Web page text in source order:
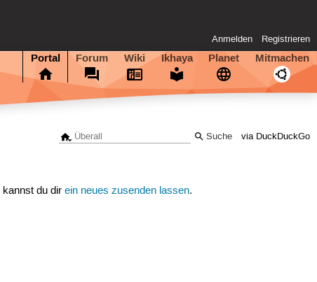
Anmelden Registrieren
Portal Forum Wiki Ikhaya Planet Mitmachen
via DuckDuckGo
kannst du direin neues zusenden lassen.